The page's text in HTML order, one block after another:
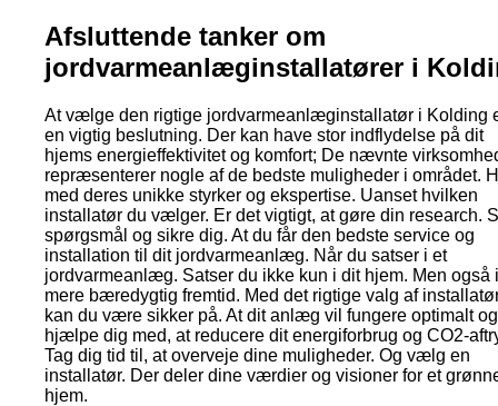
Afsluttende tanker om
jordvarmeanlæginstallatører i
At vælge den rigtige jordvarmeanlæginstallatør i Kolding
en vigtig beslutning. Der kan have stor indflydelse på dit
hjems energieffektivitet og komfort; De nævnte
repræsenterer nogle af de bedste muligheder i området.
med deres unikke styrker og ekspertise. Uanset hvilken
installatør du vælger. Er det vigtigt, at gøre din research.
spørgsmål og sikre dig. At du får den bedste service og
installation til dit jordvarmeanlæg. Når du satser i et
jordvarmeanlæg. Satser du ikke kun i dit hjem. Men også
mere bæredygtig fremtid. Med det rigtige valg af
kan du være sikker på. At dit anlæg vil fungere optimalt og
hjælpe dig med, at reducere dit energiforbrug og CO2-
Tag dig tid til, at overveje dine muligheder. Og vælg en
installatør. Der deler dine værdier og visioner for et
hjem.